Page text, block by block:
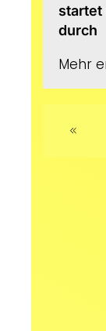
startet
durch
Mehr